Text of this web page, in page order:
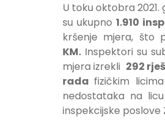
U toku oktobra
su ukupno 1.910
kršenje mjera, što
KM. Inspektori su
mjera izrekli 292
rada fizičkim
nedostataka na
inspekcijske